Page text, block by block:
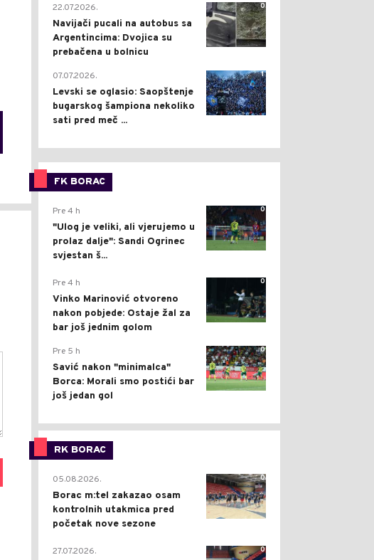
0
22.07.2026.
Navijači pucali na autobus sa
Argentincima: Dvojica su
prebačena u bolnicu
1
07.07.2026.
Levski se oglasio: Saopštenje
bugarskog šampiona nekoliko
sati pred meč ...
FK BORAC
0
Pre 4 h
"Ulog je veliki, ali vjerujemo u
prolaz dalje": Sandi Ogrinec
svjestan š...
0
Pre 4 h
Vinko Marinović otvoreno
nakon pobjede: Ostaje žal za
bar još jednim golom
0
Pre 5 h
Savić nakon "minimalca"
Borca: Morali smo postići bar
još jedan gol
RK BORAC
0
05.08.2026.
Borac m:tel zakazao osam
kontrolnih utakmica pred
početak nove sezone
0
27.07.2026.